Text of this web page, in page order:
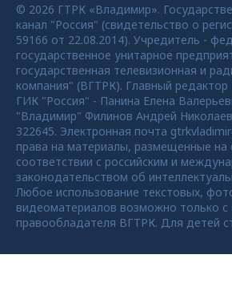
© 2026 ГТРК «Владимир».
канал "Россия" (свидетельство о
59166 от 22.08.2014). Учредитель -
государственное унитарное
государственная телевизионная и
компания" (ВГТРК). Главный редактор
ГИК "Россия" - Панина Елена
"Владимир" Филинов Андрей
322645. Электронная почта
права на материалы, размещенные
соответствии с российским и
законодательством об
Любое использование текстовых,
видеоматериалов возможно только с
правообладателя ВГТРК. Для детей